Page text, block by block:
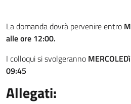
La domanda dovrà pervenire entro
alle ore 12:00.
I colloqui si svolgeranno
09:45
Allegati: